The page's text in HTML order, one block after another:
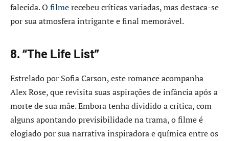
falecida. O filmerecebeu críticas variadas, mas destaca-se
por sua atmosfera intrigante e final memorável.
8. “The Life List”
Estrelado por Sofia Carson, este romance acompanha
Alex Rose, que revisita suas aspirações de infância após a
morte de sua mãe. Embora tenha dividido a crítica, com
alguns apontando previsibilidade na trama, o filme é
elogiado por sua narrativa inspiradora e química entre os